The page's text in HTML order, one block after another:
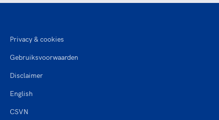
Privacy & cookies
Gebruiksvoorwaarden
Disclaimer
English
CSVN